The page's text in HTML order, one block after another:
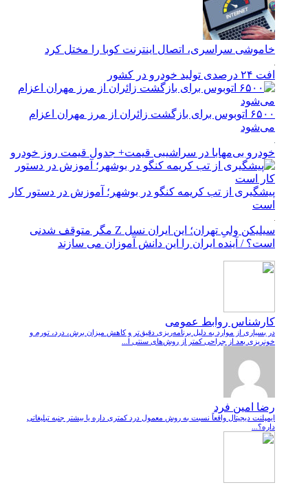
خاموشی سراسری، اتصال اینترنت کوبا را مختل کرد
افت ۲۴ درصدی تولید خودرو در کشور
۶۵۰۰ اتوبوس برای بازگشت زائران از مرز مهران اعزام
می‌شود
خودرو بی‌مهابا در سراشیبی قیمت+ جدول قیمت روز خودرو
پیشگیری از تب کریمه کنگو در بوشهر؛ آموزش در دستور کار
است
سیلیکن ولیِ تهران؛ این ایران نسل Z مگر متوقف شدنی
است؟ / آینده ایران را این دانش آموزان می سازند
کارشناس روابط عمومی
در بسیاری از موارد به دلیل برنامه‌ریزی دقیق‌تر و کاهش میزان برش، درد، تورم و
خونریزی بعد از جراحی کمتر از روش‌های سنتی ا...
رضا امین فرد
ایمپلنت دیجیتال واقعاً نسبت به روش معمول درد کمتری داره یا بیشتر جنبه تبلیغاتی
داره؟...